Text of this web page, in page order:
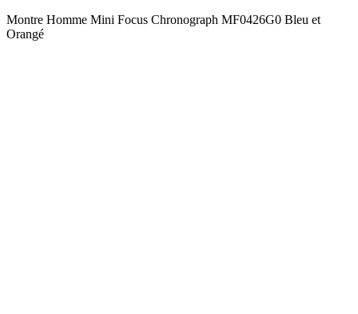
Montre Homme Mini Focus Chronograph MF0426G0 Bleu et
Orangé